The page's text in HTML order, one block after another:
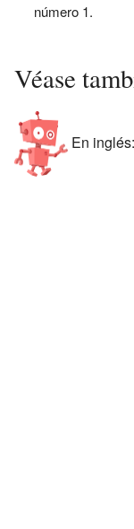
número 1.
Véase
En inglés: